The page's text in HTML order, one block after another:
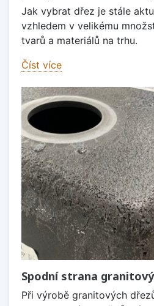
Jak vybrat dřez je stále
vzhledem v velikému
tvarů a materiálů na trhu.
Číst více
Spodní strana
Při výrobě granitových